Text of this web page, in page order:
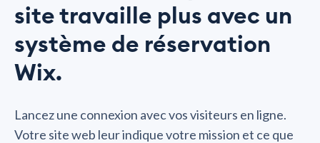
site travaille plus avec un
système de réservation
Wix.
Lancez une connexion avec vos visiteurs en ligne.
Votre site web leur indique votre mission et ce que